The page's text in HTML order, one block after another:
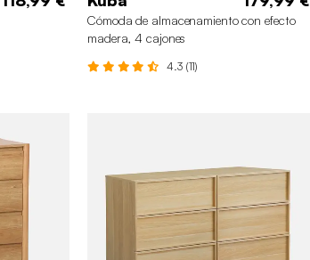
Cómoda de almacenamiento con efecto
madera, 4 cajones
4.3 (11)